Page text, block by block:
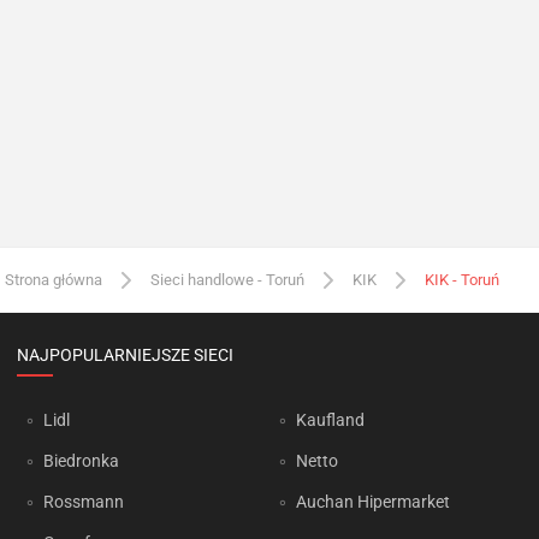
Strona główna Sieci handlowe - Toruń KIK KIK - Toruń
NAJPOPULARNIEJSZE SIECI
Lidl
Biedronka
Rossmann
Kaufland
Netto
Auchan Hipermarket